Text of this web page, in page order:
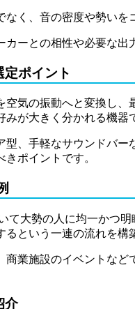
なく、音の密度や勢いを
カーとの相性や必要な出
定ポイント
空気の振動へと変換し
が大きく分かれる機器
型、手軽なサウンドバ
ポイントです。
て大勢の人に均一かつ
という一連の流れを構
商業施設のイベントな
介